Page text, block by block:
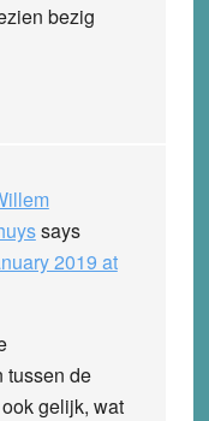
bezig
says
2019 at
tussen de
gelijk, wat